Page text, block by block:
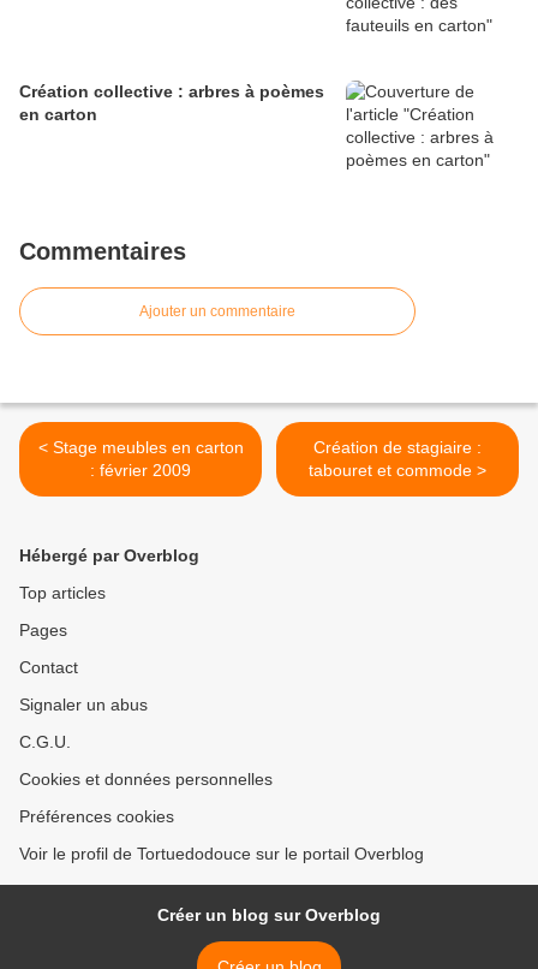
Création collective : arbres à poèmes
en carton
Commentaires
Ajouter un commentaire
< Stage meubles en carton
: février 2009
Création de stagiaire :
tabouret et commode >
Hébergé par Overblog
Top articles
Pages
Contact
Signaler un abus
C.G.U.
Cookies et données personnelles
Préférences cookies
Voir le profil de Tortuedodouce sur le portail Overblog
Créer un blog sur Overblog